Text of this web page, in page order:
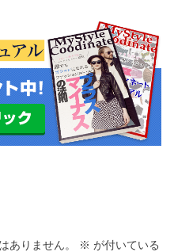
ありません。 ※ が付いている